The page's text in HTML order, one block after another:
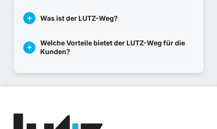
Was ist der LUTZ-Weg?
Welche Vorteile bietet der LUTZ-Weg für die
Kunden?